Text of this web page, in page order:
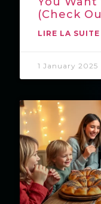
(Check
LIRE LA SUITE
1 January 2025